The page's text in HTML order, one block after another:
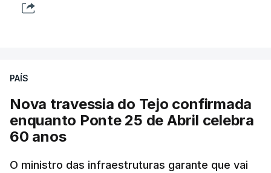
PAÍS
Nova travessia do Tejo confirmada
enquanto Ponte 25 de Abril celebra
60 anos
O ministro das infraestruturas garante que vai